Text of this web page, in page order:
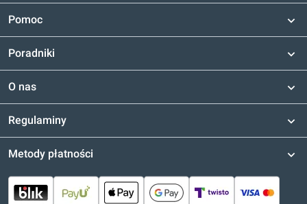
Pomoc
Poradniki
O nas
Regulaminy
Metody płatności